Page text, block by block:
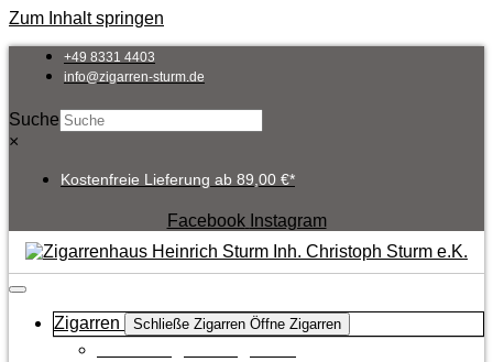
Zum Inhalt springen
+49 8331 4403
info@zigarren-sturm.de
Suche
×
Kostenfreie Lieferung ab 89,00 €*
Facebook Instagram
Zigarren Schließe Zigarren Öffne Zigarren